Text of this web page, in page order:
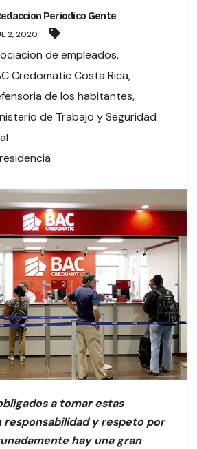
Periodico Gente
2, 2020
de empleados,
Credomatic Costa Rica,
de los habitantes,
de Trabajo y Seguridad
a tomar estas
responsabilidad y respeto por
hay una gran